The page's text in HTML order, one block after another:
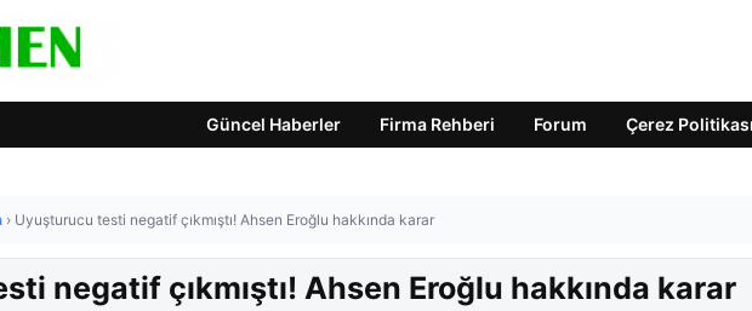
Güncel Haberler Firma Rehberi Forum Çerez Politikası
› Uyuşturucu testi negatif çıkmıştı! Ahsen Eroğlu hakkında karar
negatif çıkmıştı! Ahsen Eroğlu hakkında karar